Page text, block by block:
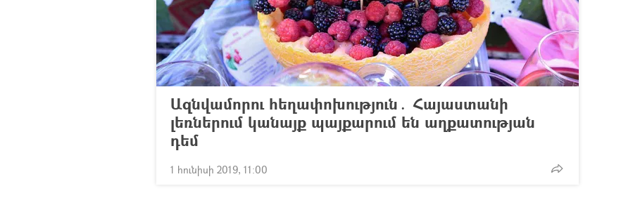
Ազնվամորու հեղափոխություն․ Հայաստանի
լեռներում կանայք պայքարում են աղքատության
դեմ
1 հունիսի 2019, 11:00